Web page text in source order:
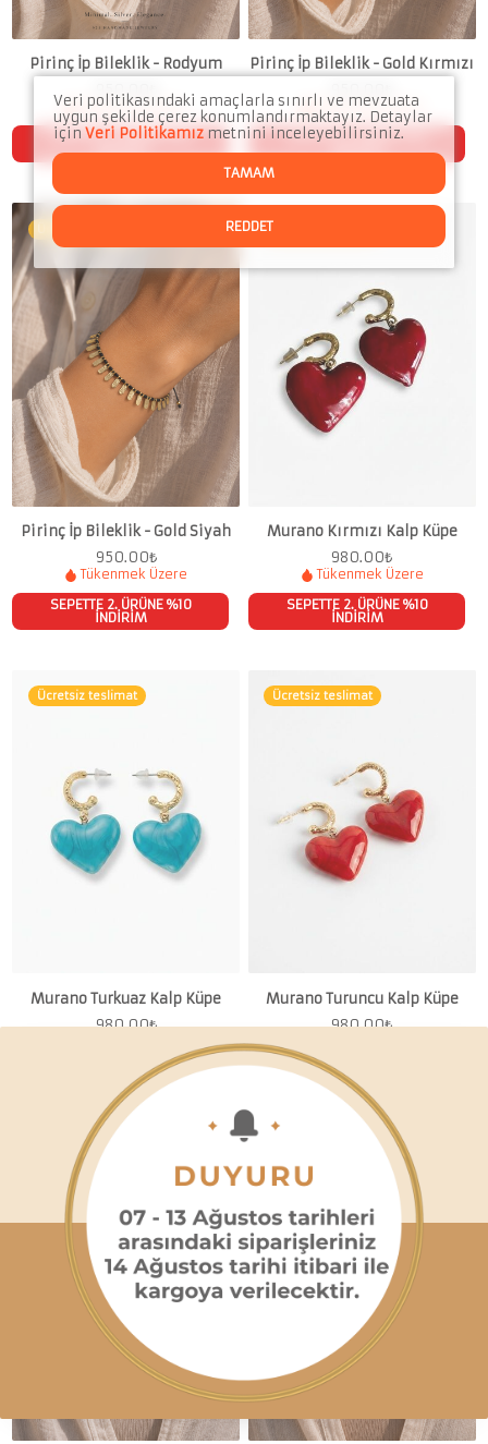
Pirinç İp Bileklik - Rodyum
950.00
Tükenmek Üzere
SEPETTE 2. ÜRÜNE %10
İNDİRİM
Pirinç İp Bileklik - Gold Kırmızı
Tükenmek Üzere
SEPETTE 2. ÜRÜNE %10
İNDİRİM
Pirinç İp Bileklik - Gold Siyah
950.00₺
Tükenmek Üzere
SEPETTE 2. ÜRÜNE %10
İNDİRİM
Murano Kırmızı Kalp Küpe
980.00₺
Tükenmek Üzere
SEPETTE 2. ÜRÜNE %10
İNDİRİM
Ücretsiz teslimat
Murano Turkuaz Kalp Küpe
980.00₺
SEPETTE 2. ÜRÜNE %10
İNDİRİM
Ücretsiz teslimat
Murano Turuncu Kalp Küpe
980.00₺
SEPETTE 2. ÜRÜNE %10
İNDİRİM
Ücretsiz teslimat Ücretsiz teslimat
Veri politikasındaki amaçlarla sınırlı ve mevzuata
uygun şekilde çerez konumlandırmaktayız. Detaylar
için Veri Politikamızmetnini inceleyebilirsiniz.
TAMAM
REDDET